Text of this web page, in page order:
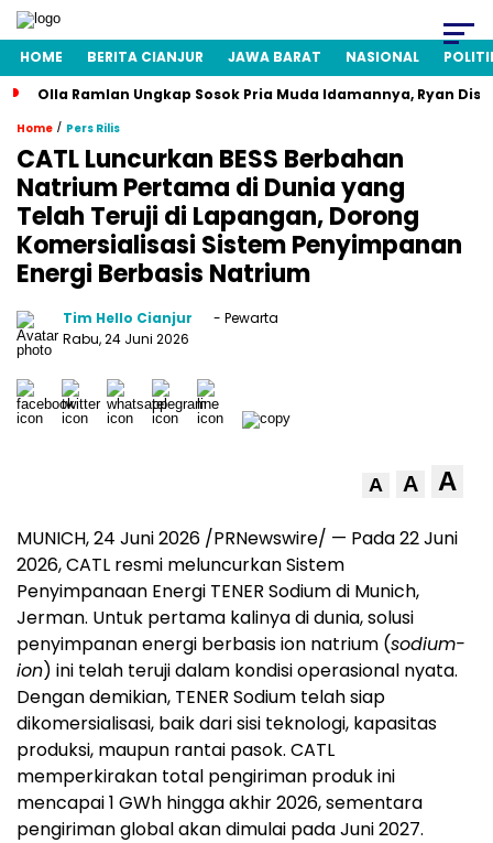
HOME BERITA CIANJUR JAWA BARAT NASIONAL
Olla Ramlan Ungkap Sosok Pria Muda Idamannya, Ryan
Home / Pers Rilis
CATL Luncurkan BESS Berbahan
Natrium Pertama di Dunia yang
Telah Teruji di Lapangan, Dorong
Komersialisasi Sistem Penyimpanan
Energi Berbasis Natrium
Tim Hello Cianjur
- Pewarta
Rabu, 24 Juni 2026
A A A
MUNICH, 24 Juni 2026 /PRNewswire/ — Pada 22 Juni
2026, CATL resmi meluncurkan Sistem
Penyimpanaan Energi TENER Sodium di Munich,
Jerman. Untuk pertama kalinya di dunia, solusi
penyimpanan energi berbasis ion natrium (sodium-
ion) ini telah teruji dalam kondisi operasional nyata.
Dengan demikian, TENER Sodium telah siap
dikomersialisasi, baik dari sisi teknologi, kapasitas
produksi, maupun rantai pasok. CATL
memperkirakan total pengiriman produk ini
mencapai 1 GWh hingga akhir 2026, sementara
pengiriman global akan dimulai pada Juni 2027.